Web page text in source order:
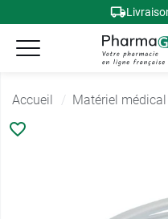
Accueil Matériel médical